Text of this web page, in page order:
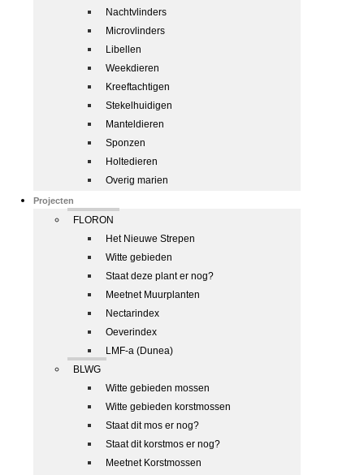
Nachtvlinders
Microvlinders
Libellen
Weekdieren
Kreeftachtigen
Stekelhuidigen
Manteldieren
Sponzen
Holtedieren
Overig marien
Projecten
FLORON
Het Nieuwe Strepen
Witte gebieden
Staat deze plant er nog?
Meetnet Muurplanten
Nectarindex
Oeverindex
LMF-a (Dunea)
BLWG
Witte gebieden mossen
Witte gebieden korstmossen
Staat dit mos er nog?
Staat dit korstmos er nog?
Meetnet Korstmossen